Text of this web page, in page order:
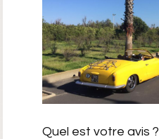
Quel est votre avis ?